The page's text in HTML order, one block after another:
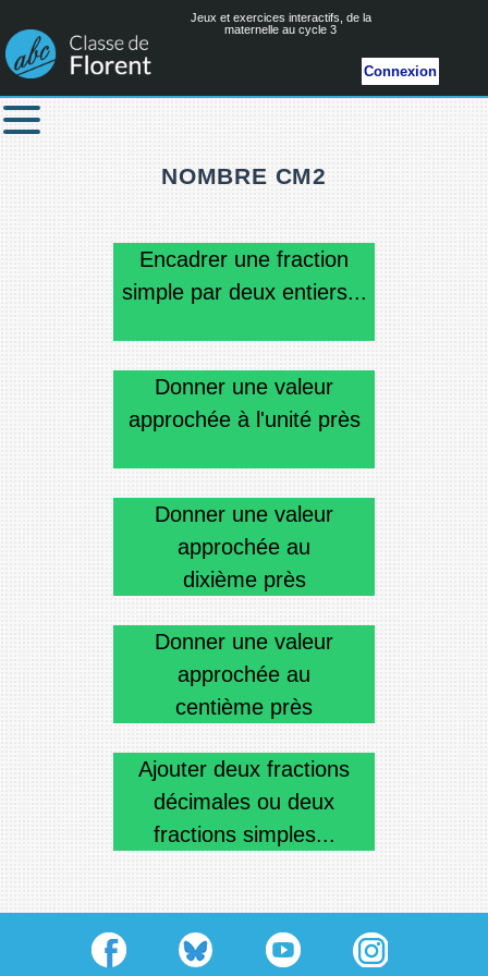
Jeux et exercices interactifs, de la
maternelle au cycle 3
Connexion
NOMBRE CM2
Encadrer une fraction
simple par deux entiers...
Donner une valeur
approchée à l'unité près
Donner une valeur
approchée au
dixième près
Donner une valeur
approchée au
centième près
Ajouter deux fractions
décimales ou deux
fractions simples...